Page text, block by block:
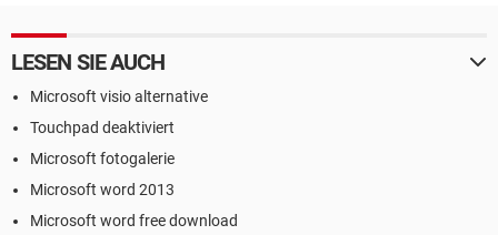
LESEN SIE AUCH
Microsoft visio alternative
Touchpad deaktiviert
Microsoft fotogalerie
Microsoft word 2013
Microsoft word free download